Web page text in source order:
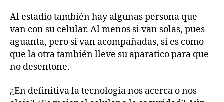
Al estadio también hay algunas persona que
van con su celular. Al menos si van solas, pues
aguanta, pero si van acompañadas, si es como
que la otra también lleve su aparatico para que
no desentone.
¿En definitiva la tecnología nos acerca o nos